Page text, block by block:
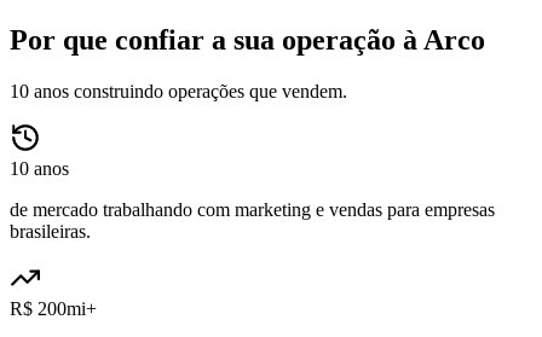
Por que confiar a sua operação à Arco
10 anos construindo operações que vendem.
10 anos
de mercado trabalhando com marketing e vendas para empresas
brasileiras.
R$ 200mi+